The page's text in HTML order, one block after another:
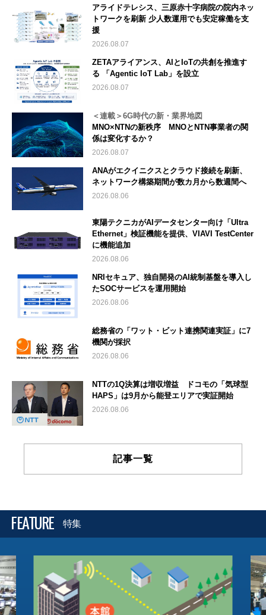
アライドテレシス、三原赤十字病院の院内ネッ
トワークを刷新 少人数運用でも安定稼働を支
援
2026.08.07
ZETAアライアンス、AIとIoTの共創を推進す
る 「Agentic IoT Lab」を設立
2026.08.07
＜連載＞6G時代の新・業界地図
MNO×NTNの新秩序 MNOとNTN事業者の関
係は変化するか？
2026.08.07
ANAがエクイニクスとクラウド接続を刷新、
ネットワーク構築期間が数カ月から数週間へ
2026.08.06
東陽テクニカがAIデータセンター向け「Ultra
Ethernet」検証機能を提供、VIAVI TestCenter
に機能追加
2026.08.06
NRIセキュア、独自開発のAI統制基盤を導入し
たSOCサービスを運用開始
2026.08.06
総務省の「ワット・ビット連携関連実証」に7
機関が採択
2026.08.06
NTTの1Q決算は増収増益 ドコモの「気球型
HAPS」は9月から能登エリアで実証開始
2026.08.06
記事一覧
FEATURE 特集